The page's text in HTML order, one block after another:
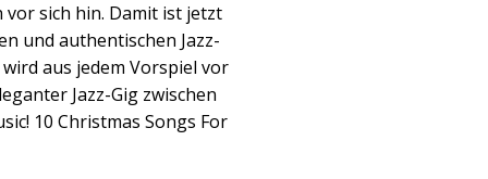
sich hin. Damit ist jetzt
und authentischen Jazz-
aus jedem Vorspiel vor
Jazz-Gig zwischen
10 Christmas Songs For